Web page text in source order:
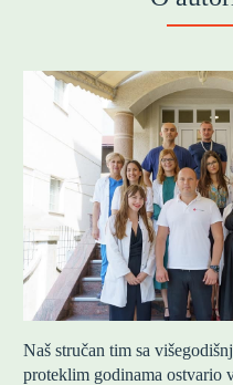
Naš stručan tim sa
proteklim godinama ostvario